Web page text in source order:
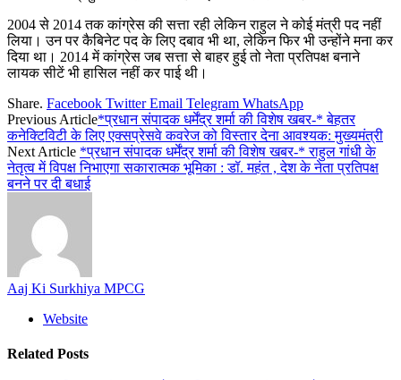
2004 से 2014 तक कांग्रेस की सत्ता रही लेकिन राहुल ने कोई मंत्री पद नहीं
लिया। उन पर कैबिनेट पद के लिए दबाव भी था, लेकिन फिर भी उन्होंने मना कर
दिया था। 2014 में कांग्रेस जब सत्ता से बाहर हुई तो नेता प्रतिपक्ष बनाने
लायक सीटें भी हासिल नहीं कर पाई थी।
Share. Facebook Twitter Email Telegram WhatsApp
Previous Article*प्रधान संपादक धर्मेंद्र शर्मा की विशेष खबर-* बेहतर
कनेक्टिविटी के लिए एक्सप्रेसवे कवरेज को विस्तार देना आवश्यक: मुख्यमंत्री
Next Article *प्रधान संपादक धर्मेंद्र शर्मा की विशेष खबर-* राहुल गांधी के
नेतृत्व में विपक्ष निभाएगा सकारात्मक भूमिका : डॉ. महंत , देश के नेता प्रतिपक्ष
बनने पर दी बधाई
Aaj Ki Surkhiya MPCG
Website
Related Posts